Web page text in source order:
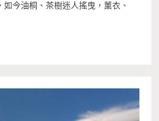
今油桐、茶樹迷人搖曳，薰衣、